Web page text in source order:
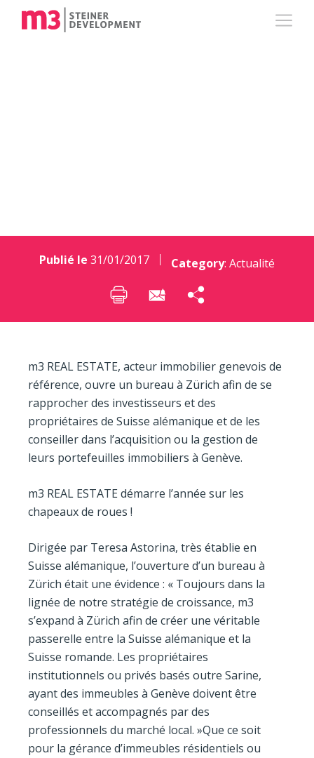
Publié le 31/01/2017 Category: Actualité
m3 REAL ESTATE, acteur immobilier genevois de
référence, ouvre un bureau à Zürich afin de se
rapprocher des investisseurs et des
propriétaires de Suisse alémanique et de les
conseiller dans l’acquisition ou la gestion de
leurs portefeuilles immobiliers à Genève.
m3 REAL ESTATE démarre l’année sur les
chapeaux de roues !
Dirigée par Teresa Astorina, très établie en
Suisse alémanique, l’ouverture d’un bureau à
Zürich était une évidence : « Toujours dans la
lignée de notre stratégie de croissance, m3
s’expand à Zürich afin de créer une véritable
passerelle entre la Suisse alémanique et la
Suisse romande. Les propriétaires
institutionnels ou privés basés outre Sarine,
ayant des immeubles à Genève doivent être
conseillés et accompagnés par des
professionnels du marché local. »Que ce soit
pour la gérance d’immeubles résidentiels ou